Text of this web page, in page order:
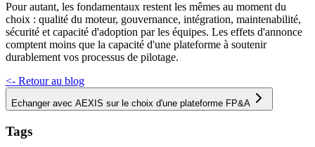
Pour autant, les fondamentaux restent les mêmes au moment du
choix : qualité du moteur, gouvernance, intégration, maintenabilité,
sécurité et capacité d'adoption par les équipes. Les effets d'annonce
comptent moins que la capacité d'une plateforme à soutenir
durablement vos processus de pilotage.
<- Retour au blog
Echanger avec AEXIS sur le choix d'une plateforme FP&A
Tags